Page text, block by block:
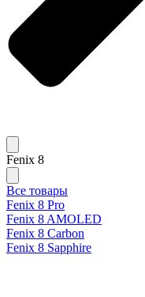
Fenix 8
Все товары
Fenix 8 Pro
Fenix 8 AMOLED
Fenix 8 Carbon
Fenix 8 Sapphire